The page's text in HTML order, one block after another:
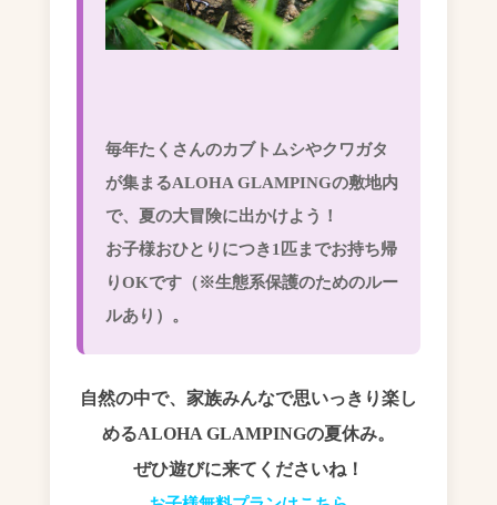
毎年たくさんのカブトムシやクワガタ
が集まるALOHA GLAMPINGの敷地内
で、夏の大冒険に出かけよう！
お子様おひとりにつき1匹までお持ち帰
りOKです（※生態系保護のためのルー
ルあり）。
自然の中で、家族みんなで思いっきり楽し
めるALOHA GLAMPINGの夏休み。
ぜひ遊びに来てくださいね！